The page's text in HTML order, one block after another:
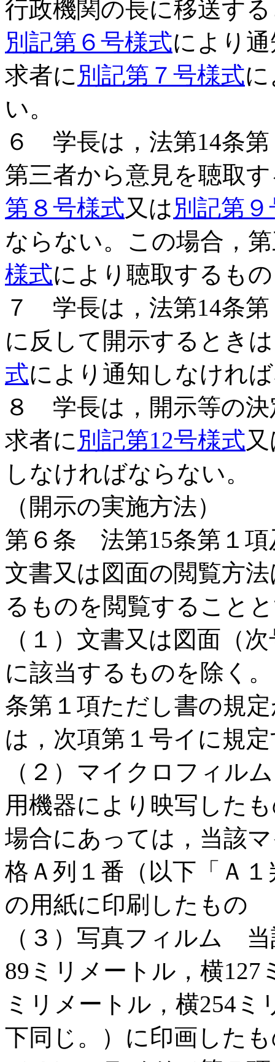
行政機関の長に移送す
別記第６号様式により
求者に別記第７号様式
い。
６ 学長は，法第14条
第三者から意見を聴取
第８号様式又は別記第
ならない。この場合，
様式により聴取するも
７ 学長は，法第14条
に反して開示するとき
式により通知しなけれ
８ 学長は，開示等の決
求者に別記第12号様式
しなければならない。
（開示の実施方法）
第６条 法第15条第１項
文書又は図面の閲覧方
るものを閲覧すること
（１）文書又は図面（
に該当するものを除く
条第１項ただし書の規
は，次項第１号イに規
（２）マイクロフィル
用機器により映写した
場合にあっては，当該
格Ａ列１番（以下「Ａ
の用紙に印刷したもの
（３）写真フィルム
89ミリメートル，横127
ミリメートル，横254
下同じ。）に印画した